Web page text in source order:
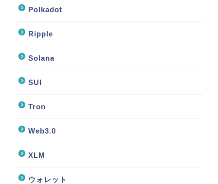
Polkadot
Ripple
Solana
SUI
Tron
Web3.0
XLM
ウォレット